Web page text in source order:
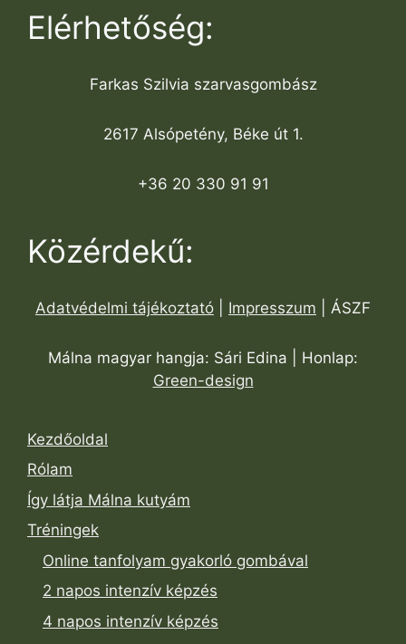
Elérhetőség:
Farkas Szilvia szarvasgombász
2617 Alsópetény, Béke út 1.
+36 20 330 91 91
Közérdekű:
Adatvédelmi tájékoztató Impresszum | ÁSZF
Málna magyar hangja: Sári Edina | Honlap:
Green-design
Kezdőoldal
Rólam
Így látja Málna kutyám
Tréningek
Online tanfolyam gyakorló gombával
2 napos intenzív képzés
4 napos intenzív képzés